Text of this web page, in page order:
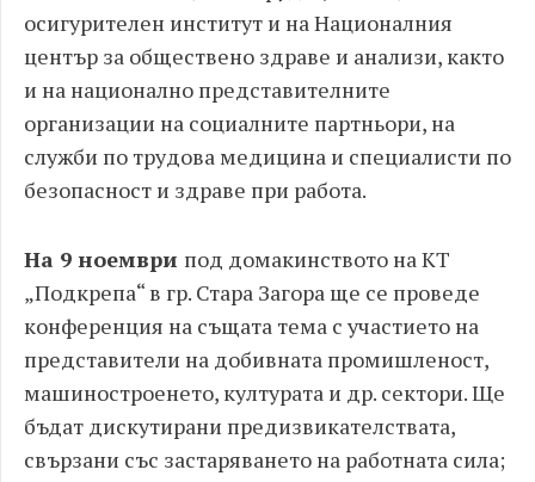
осигурителен институт и на Националния
център за обществено здраве и анализи, както
и на национално представителните
организации на социалните партньори, на
служби по трудова медицина и специалисти по
безопасност и здраве при работа.
На 9 ноември под домакинството на КТ
„Подкрепа“ в гр. Стара Загора ще се проведе
конференция на същата тема с участието на
представители на добивната промишленост,
машиностроенето, културата и др. сектори. Ще
бъдат дискутирани предизвикателствата,
свързани със застаряването на работната сила;